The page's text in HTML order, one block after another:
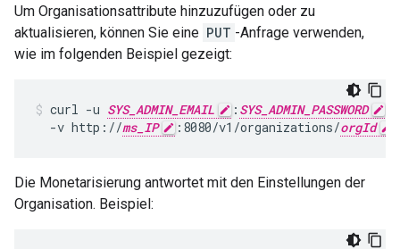
Um Organisationsattribute hinzuzufügen oder zu
aktualisieren, können Sie eine PUT -Anfrage verwenden,
wie im folgenden Beispiel gezeigt:
curl -u SYS_ADMIN_EMAIL : SYS_ADMIN_PASSWORD
\
  -v http://
ms_IP :8080/v1/organizations/orgId
Die Monetarisierung antwortet mit den Einstellungen der
Organisation. Beispiel: